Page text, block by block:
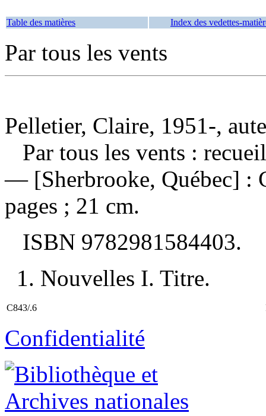
Table des matières Index des vedettes-
Par tous les vents
Pelletier, Claire, 1951-,
Par tous les vents :
— [Sherbrooke, Québec] :
pages ; 21 cm.
ISBN 9782981584403.
1. Nouvelles I. Titre.
C843/.6
Confidentialité